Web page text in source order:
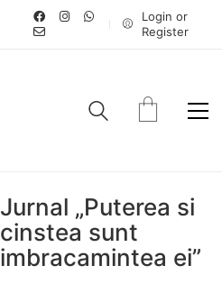
Login or
Register
Jurnal „Puterea si
cinstea sunt
imbracamintea ei”